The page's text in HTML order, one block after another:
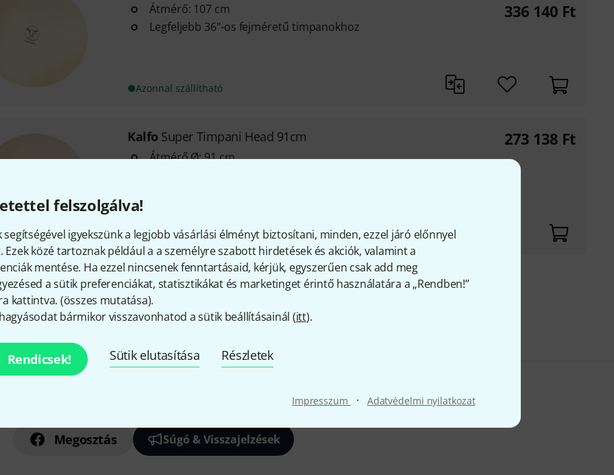
felszolgálva!
segítségével igyekszünk a legjobb vásárlási élményt biztosítani, minden, ezzel járó előnnyel
Ezek közé tartoznak például a a személyre szabott hirdetések és akciók, valamint a
mentése. Ha ezzel nincsenek fenntartásaid, kérjük, egyszerűen csak add meg
a sütik preferenciákat, statisztikákat és marketinget érintő használatára a „Rendben!”
kattintva. (összes mutatása).
bármikor visszavonhatod a sütik beállításainál (itt).
Rendicsek! Sütik elutasítása Részletek
Impresszum · Adatvédelmi nyilatkozat
Átmérő: 107 cm
Legfeljebb 36"-os fejméretű timpanokhoz
Azonnal szállítható
336 140 Ft
Kalfo Super Timpani Head 91cm
Átmérő Ø: 91 cm
Csak hónapok múlva szállítható
273 138 Ft
Díjmentes szállítás 79 000 Ft fölött
Megosztás Súgó & Visszajelzések